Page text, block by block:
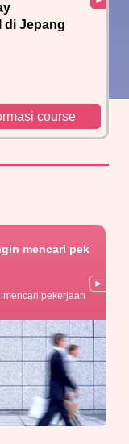
di Jepang
course
mencari pek
mencari pekerjaan